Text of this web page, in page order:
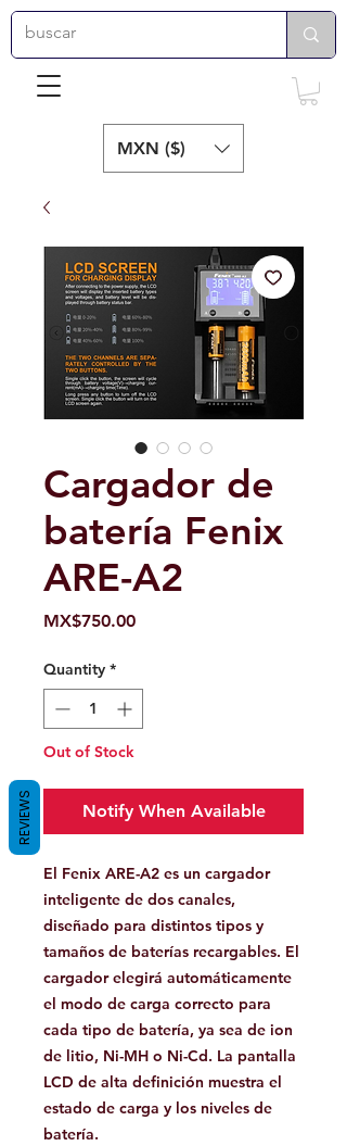
MXN ($)
Cargador de
batería Fenix ​​
ARE-A2
MX$750.00Price
Quantity *
Out of Stock
Notify When Available
El Fenix ​​ARE-A2 es un cargador
inteligente de dos canales,
diseñado para distintos tipos y
tamaños de baterías recargables. El
cargador elegirá automáticamente
el modo de carga correcto para
cada tipo de batería, ya sea de ion
de litio, Ni-MH o Ni-Cd. La pantalla
LCD de alta definición muestra el
estado de carga y los niveles de
batería.
REVIEWS